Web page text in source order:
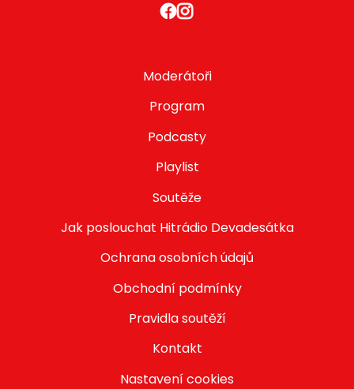
Moderátoři
Program
Podcasty
Playlist
Soutěže
Jak poslouchat Hitrádio Devadesátka
Ochrana osobních údajů
Obchodní podmínky
Pravidla soutěží
Kontakt
Nastavení cookies